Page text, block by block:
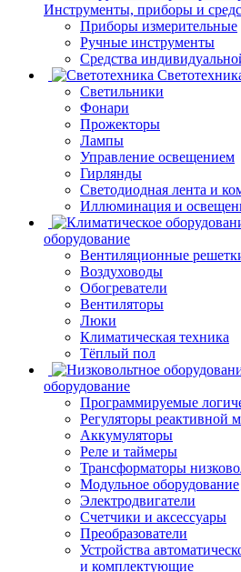
Инструменты, приборы и
Приборы измерительные
Ручные инструменты
Средства
Светильники
Фонари
Прожекторы
Лампы
Управление освещением
Гирлянды
Светодиодная лента и
Иллюминация и
оборудование
Вентиляционные
Воздуховоды
Обогреватели
Вентиляторы
Люки
Климатическая техника
Тёплый пол
оборудование
Программируемые
Регуляторы реактивной
Аккумуляторы
Реле и таймеры
Трансформаторы
Модульное оборудование
Электродвигатели
Счетчики и аксессуары
Преобразователи
Устройства
и комплектующие